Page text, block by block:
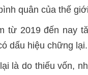
quân của thế
từ 2019 đến nay
dấu hiệu chững lại.
là do thiếu vốn,